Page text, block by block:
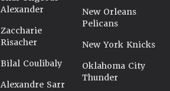
Alexander
Zaccharie
Risacher
Bilal Coulibaly
Alexandre Sarr
New Orleans
Pelicans
New York Knicks
Oklahoma City
Thunder